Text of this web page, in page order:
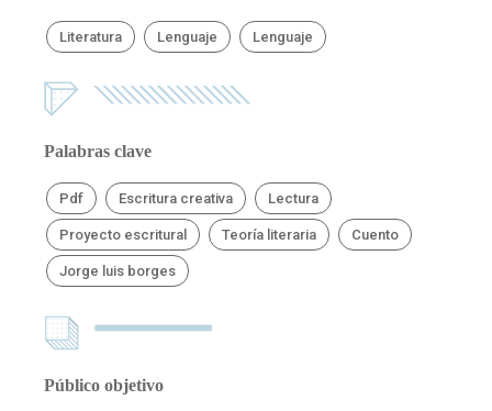
Literatura Lenguaje Lenguaje
Palabras clave
Pdf Escritura creativa Lectura
Proyecto escritural Teoría literaria Cuento
Jorge luis borges
Público objetivo